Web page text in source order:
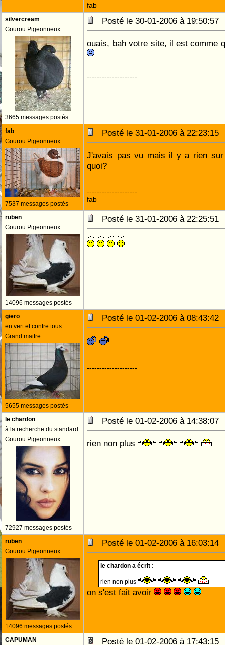
fab
silvercream
Gourou Pigeonneux
3665 messages postés
Posté le 30-01-2006 à
ouais, bah votre site, il est comme
--------------------
fab
Gourou Pigeonneux
7537 messages postés
Posté le 31-01-2006 à
J'avais pas vu mais il y a rien
quoi?
--------------------
fab
ruben
Gourou Pigeonneux
14096 messages postés
Posté le 31-01-2006 à
giero
en vert et contre tous
Grand maitre
5655 messages postés
Posté le 01-02-2006 à
--------------------
le chardon
à la recherche du standard
Gourou Pigeonneux
72927 messages postés
Posté le 01-02-2006 à
rien non plus
ruben
Gourou Pigeonneux
14096 messages postés
Posté le 01-02-2006 à
le chardon a écrit :
rien non plus
on s'est fait avoir
CAPUMAN Posté le 01-02-2006 à